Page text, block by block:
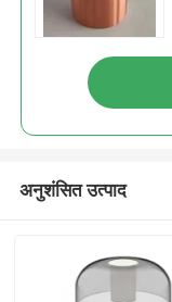
अनुशंसित उत्पाद